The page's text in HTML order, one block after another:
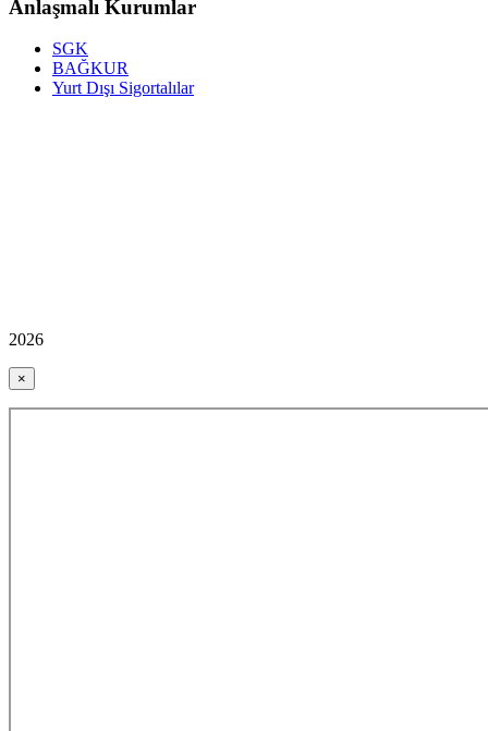
Anlaşmalı Kurumlar
SGK
BAĞKUR
Yurt Dışı Sigortalılar
2026
×